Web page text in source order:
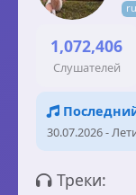
1,072,406
Слушателей
30.07.2026 -
Треки: